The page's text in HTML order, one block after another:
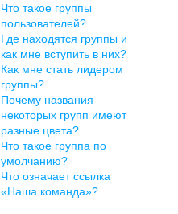
Что такое группы
пользователей?
Где находятся группы и
как мне вступить в них?
Как мне стать лидером
группы?
Почему названия
некоторых групп имеют
разные цвета?
Что такое группа по
умолчанию?
Что означает ссылка
«Наша команда»?